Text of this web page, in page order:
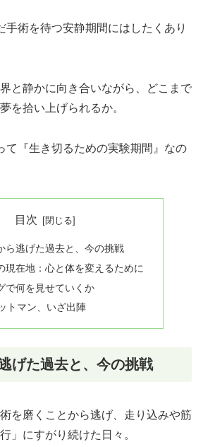
手術を待つ安静期間にはしたくあり
と静かに向き合いながら、どこまで
を拾い上げられるか。
て『生き切るための実験期間』なの
目次
ら逃げた過去と、今の挑戦
現在地：心と体を変えるために
で何を見せていくか
トマン、いざ出陣
げた過去と、今の挑戦
を磨くことから逃げ、走り込みや筋
」にすがり続けた日々。